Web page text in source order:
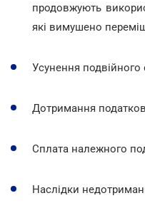
продовжують
які вимушено
Усунення подвійного
Дотримання
Сплата належного
Наслідки